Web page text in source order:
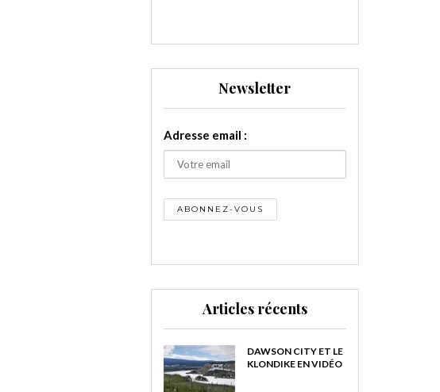
Newsletter
Adresse email :
Articles récents
DAWSON CITY ET LE
KLONDIKE EN VIDÉO